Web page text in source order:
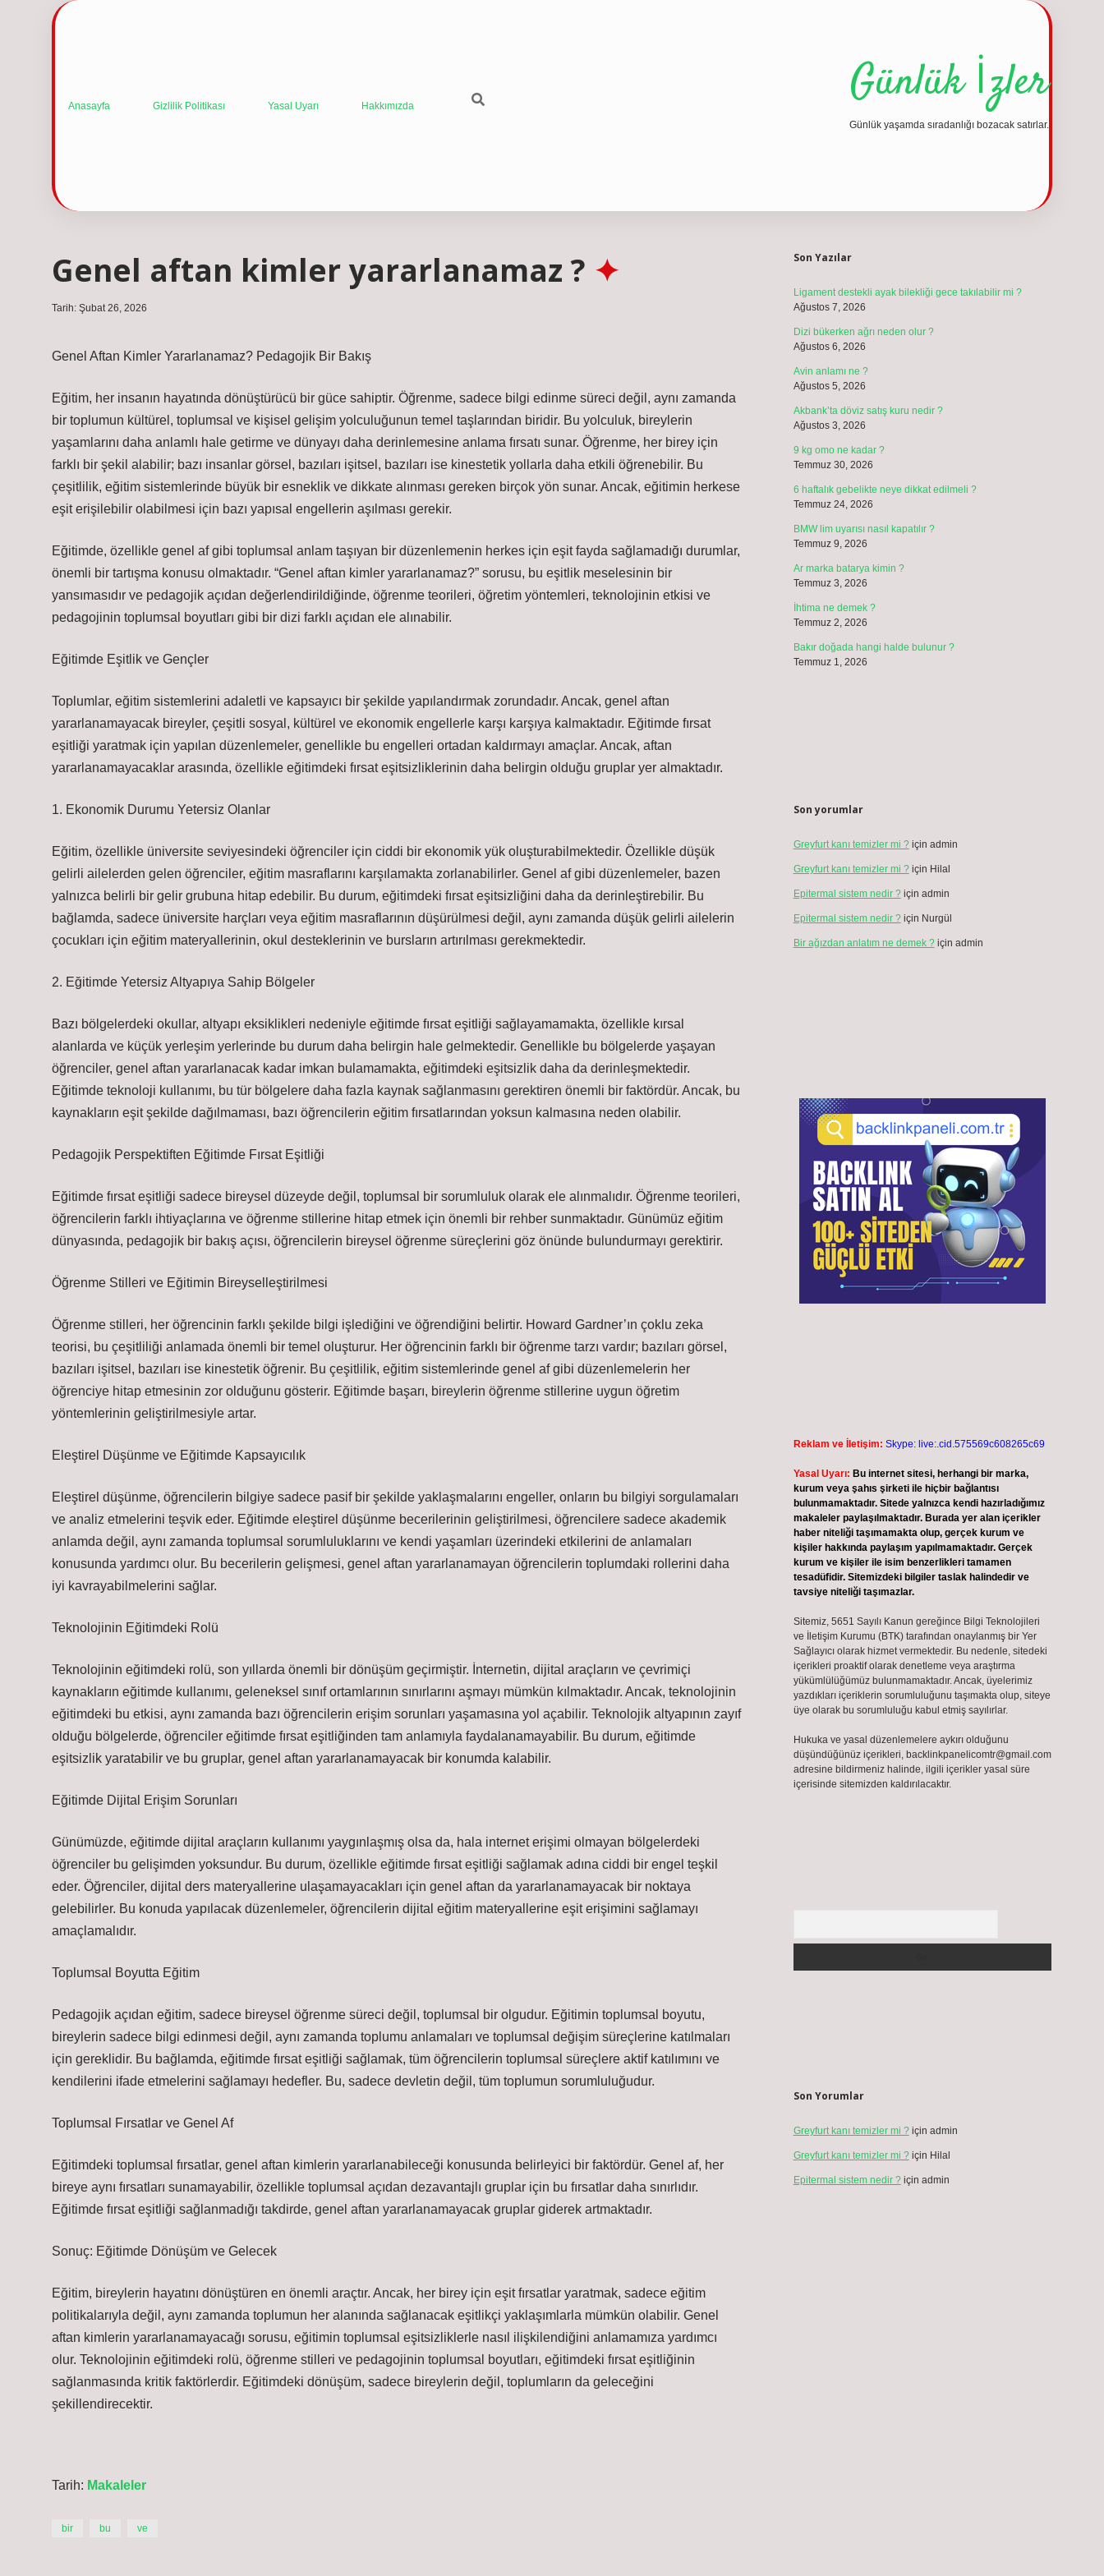
Anasayfa Gizlilik Politikası Yasal Uyarı Hakkımızda Günlük İzler
Günlük yaşamda sıradanlığı bozacak satırlar.
Genel aftan kimler yararlanamaz ?
Tarih: Şubat 26, 2026
Genel Aftan Kimler Yararlanamaz? Pedagojik Bir Bakış
Eğitim, her insanın hayatında dönüştürücü bir güce sahiptir. Öğrenme, sadece bilgi edinme süreci değil, aynı zamanda
bir toplumun kültürel, toplumsal ve kişisel gelişim yolculuğunun temel taşlarından biridir. Bu yolculuk, bireylerin
yaşamlarını daha anlamlı hale getirme ve dünyayı daha derinlemesine anlama fırsatı sunar. Öğrenme, her birey için
farklı bir şekil alabilir; bazı insanlar görsel, bazıları işitsel, bazıları ise kinestetik yollarla daha etkili öğrenebilir. Bu
çeşitlilik, eğitim sistemlerinde büyük bir esneklik ve dikkate alınması gereken birçok yön sunar. Ancak, eğitimin herkese
eşit erişilebilir olabilmesi için bazı yapısal engellerin aşılması gerekir.
Eğitimde, özellikle genel af gibi toplumsal anlam taşıyan bir düzenlemenin herkes için eşit fayda sağlamadığı durumlar,
önemli bir tartışma konusu olmaktadır. “Genel aftan kimler yararlanamaz?” sorusu, bu eşitlik meselesinin bir
yansımasıdır ve pedagojik açıdan değerlendirildiğinde, öğrenme teorileri, öğretim yöntemleri, teknolojinin etkisi ve
pedagojinin toplumsal boyutları gibi bir dizi farklı açıdan ele alınabilir.
Eğitimde Eşitlik ve Gençler
Toplumlar, eğitim sistemlerini adaletli ve kapsayıcı bir şekilde yapılandırmak zorundadır. Ancak, genel aftan
yararlanamayacak bireyler, çeşitli sosyal, kültürel ve ekonomik engellerle karşı karşıya kalmaktadır. Eğitimde fırsat
eşitliği yaratmak için yapılan düzenlemeler, genellikle bu engelleri ortadan kaldırmayı amaçlar. Ancak, aftan
yararlanamayacaklar arasında, özellikle eğitimdeki fırsat eşitsizliklerinin daha belirgin olduğu gruplar yer almaktadır.
1. Ekonomik Durumu Yetersiz Olanlar
Eğitim, özellikle üniversite seviyesindeki öğrenciler için ciddi bir ekonomik yük oluşturabilmektedir. Özellikle düşük
gelirli ailelerden gelen öğrenciler, eğitim masraflarını karşılamakta zorlanabilirler. Genel af gibi düzenlemeler, bazen
yalnızca belirli bir gelir grubuna hitap edebilir. Bu durum, eğitimdeki fırsat eşitsizliğini daha da derinleştirebilir. Bu
bağlamda, sadece üniversite harçları veya eğitim masraflarının düşürülmesi değil, aynı zamanda düşük gelirli ailelerin
çocukları için eğitim materyallerinin, okul desteklerinin ve bursların artırılması gerekmektedir.
2. Eğitimde Yetersiz Altyapıya Sahip Bölgeler
Bazı bölgelerdeki okullar, altyapı eksiklikleri nedeniyle eğitimde fırsat eşitliği sağlayamamakta, özellikle kırsal
alanlarda ve küçük yerleşim yerlerinde bu durum daha belirgin hale gelmektedir. Genellikle bu bölgelerde yaşayan
öğrenciler, genel aftan yararlanacak kadar imkan bulamamakta, eğitimdeki eşitsizlik daha da derinleşmektedir.
Eğitimde teknoloji kullanımı, bu tür bölgelere daha fazla kaynak sağlanmasını gerektiren önemli bir faktördür. Ancak, bu
kaynakların eşit şekilde dağılmaması, bazı öğrencilerin eğitim fırsatlarından yoksun kalmasına neden olabilir.
Pedagojik Perspektiften Eğitimde Fırsat Eşitliği
Eğitimde fırsat eşitliği sadece bireysel düzeyde değil, toplumsal bir sorumluluk olarak ele alınmalıdır. Öğrenme teorileri,
öğrencilerin farklı ihtiyaçlarına ve öğrenme stillerine hitap etmek için önemli bir rehber sunmaktadır. Günümüz eğitim
dünyasında, pedagojik bir bakış açısı, öğrencilerin bireysel öğrenme süreçlerini göz önünde bulundurmayı gerektirir.
Öğrenme Stilleri ve Eğitimin Bireyselleştirilmesi
Öğrenme stilleri, her öğrencinin farklı şekilde bilgi işlediğini ve öğrendiğini belirtir. Howard Gardner’ın çoklu zeka
teorisi, bu çeşitliliği anlamada önemli bir temel oluşturur. Her öğrencinin farklı bir öğrenme tarzı vardır; bazıları görsel,
bazıları işitsel, bazıları ise kinestetik öğrenir. Bu çeşitlilik, eğitim sistemlerinde genel af gibi düzenlemelerin her
öğrenciye hitap etmesinin zor olduğunu gösterir. Eğitimde başarı, bireylerin öğrenme stillerine uygun öğretim
yöntemlerinin geliştirilmesiyle artar.
Eleştirel Düşünme ve Eğitimde Kapsayıcılık
Eleştirel düşünme, öğrencilerin bilgiye sadece pasif bir şekilde yaklaşmalarını engeller, onların bu bilgiyi sorgulamaları
ve analiz etmelerini teşvik eder. Eğitimde eleştirel düşünme becerilerinin geliştirilmesi, öğrencilere sadece akademik
anlamda değil, aynı zamanda toplumsal sorumluluklarını ve kendi yaşamları üzerindeki etkilerini de anlamaları
konusunda yardımcı olur. Bu becerilerin gelişmesi, genel aftan yararlanamayan öğrencilerin toplumdaki rollerini daha
iyi kavrayabilmelerini sağlar.
Teknolojinin Eğitimdeki Rolü
Teknolojinin eğitimdeki rolü, son yıllarda önemli bir dönüşüm geçirmiştir. İnternetin, dijital araçların ve çevrimiçi
kaynakların eğitimde kullanımı, geleneksel sınıf ortamlarının sınırlarını aşmayı mümkün kılmaktadır. Ancak, teknolojinin
eğitimdeki bu etkisi, aynı zamanda bazı öğrencilerin erişim sorunları yaşamasına yol açabilir. Teknolojik altyapının zayıf
olduğu bölgelerde, öğrenciler eğitimde fırsat eşitliğinden tam anlamıyla faydalanamayabilir. Bu durum, eğitimde
eşitsizlik yaratabilir ve bu gruplar, genel aftan yararlanamayacak bir konumda kalabilir.
Eğitimde Dijital Erişim Sorunları
Günümüzde, eğitimde dijital araçların kullanımı yaygınlaşmış olsa da, hala internet erişimi olmayan bölgelerdeki
öğrenciler bu gelişimden yoksundur. Bu durum, özellikle eğitimde fırsat eşitliği sağlamak adına ciddi bir engel teşkil
eder. Öğrenciler, dijital ders materyallerine ulaşamayacakları için genel aftan da yararlanamayacak bir noktaya
gelebilirler. Bu konuda yapılacak düzenlemeler, öğrencilerin dijital eğitim materyallerine eşit erişimini sağlamayı
amaçlamalıdır.
Toplumsal Boyutta Eğitim
Pedagojik açıdan eğitim, sadece bireysel öğrenme süreci değil, toplumsal bir olgudur. Eğitimin toplumsal boyutu,
bireylerin sadece bilgi edinmesi değil, aynı zamanda toplumu anlamaları ve toplumsal değişim süreçlerine katılmaları
için gereklidir. Bu bağlamda, eğitimde fırsat eşitliği sağlamak, tüm öğrencilerin toplumsal süreçlere aktif katılımını ve
kendilerini ifade etmelerini sağlamayı hedefler. Bu, sadece devletin değil, tüm toplumun sorumluluğudur.
Toplumsal Fırsatlar ve Genel Af
Eğitimdeki toplumsal fırsatlar, genel aftan kimlerin yararlanabileceği konusunda belirleyici bir faktördür. Genel af, her
bireye aynı fırsatları sunamayabilir, özellikle toplumsal açıdan dezavantajlı gruplar için bu fırsatlar daha sınırlıdır.
Eğitimde fırsat eşitliği sağlanmadığı takdirde, genel aftan yararlanamayacak gruplar giderek artmaktadır.
Sonuç: Eğitimde Dönüşüm ve Gelecek
Eğitim, bireylerin hayatını dönüştüren en önemli araçtır. Ancak, her birey için eşit fırsatlar yaratmak, sadece eğitim
politikalarıyla değil, aynı zamanda toplumun her alanında sağlanacak eşitlikçi yaklaşımlarla mümkün olabilir. Genel
aftan kimlerin yararlanamayacağı sorusu, eğitimin toplumsal eşitsizliklerle nasıl ilişkilendiğini anlamamıza yardımcı
olur. Teknolojinin eğitimdeki rolü, öğrenme stilleri ve pedagojinin toplumsal boyutları, eğitimdeki fırsat eşitliğinin
sağlanmasında kritik faktörlerdir. Eğitimdeki dönüşüm, sadece bireylerin değil, toplumların da geleceğini
şekillendirecektir.
Tarih: Makaleler
bir bu ve
Son Yazılar
Ligament destekli ayak bilekliği gece takılabilir mi ?
Ağustos 7, 2026
Dizi bükerken ağrı neden olur ?
Ağustos 6, 2026
Avin anlamı ne ?
Ağustos 5, 2026
Akbank’ta döviz satış kuru nedir ?
Ağustos 3, 2026
9 kg omo ne kadar ?
Temmuz 30, 2026
6 haftalık gebelikte neye dikkat edilmeli ?
Temmuz 24, 2026
BMW lim uyarısı nasıl kapatılır ?
Temmuz 9, 2026
Ar marka batarya kimin ?
Temmuz 3, 2026
İhtima ne demek ?
Temmuz 2, 2026
Bakır doğada hangi halde bulunur ?
Temmuz 1, 2026
Son yorumlar
Greyfurt kanı temizler mi ?için admin
Greyfurt kanı temizler mi ?için Hilal
Epitermal sistem nedir ?için admin
Epitermal sistem nedir ?için Nurgül
Bir ağızdan anlatım ne demek ?için admin
Reklam ve İletişim: Skype: live:.cid.575569c608265c69
Yasal Uyarı: Bu internet sitesi, herhangi bir marka,
kurum veya şahıs şirketi ile hiçbir bağlantısı
bulunmamaktadır. Sitede yalnızca kendi hazırladığımız
makaleler paylaşılmaktadır. Burada yer alan içerikler
haber niteliği taşımamakta olup, gerçek kurum ve
kişiler hakkında paylaşım yapılmamaktadır. Gerçek
kurum ve kişiler ile isim benzerlikleri tamamen
tesadüfidir. Sitemizdeki bilgiler taslak halindedir ve
tavsiye niteliği taşımazlar.
Sitemiz, 5651 Sayılı Kanun gereğince Bilgi Teknolojileri
ve İletişim Kurumu (BTK) tarafından onaylanmış bir Yer
Sağlayıcı olarak hizmet vermektedir. Bu nedenle, sitedeki
içerikleri proaktif olarak denetleme veya araştırma
yükümlülüğümüz bulunmamaktadır. Ancak, üyelerimiz
yazdıkları içeriklerin sorumluluğunu taşımakta olup, siteye
üye olarak bu sorumluluğu kabul etmiş sayılırlar.
Hukuka ve yasal düzenlemelere aykırı olduğunu
düşündüğünüz içerikleri, backlinkpanelicomtr@gmail.com
adresine bildirmeniz halinde, ilgili içerikler yasal süre
içerisinde sitemizden kaldırılacaktır.
Son Yorumlar
Greyfurt kanı temizler mi ?için admin
Greyfurt kanı temizler mi ?için Hilal
Epitermal sistem nedir ?için admin